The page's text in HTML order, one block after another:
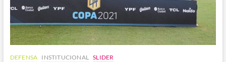
DEFENSA INSTITUCIONAL SLIDER